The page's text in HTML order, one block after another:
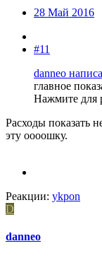
28 Май 2016
#11
danneo
главное
Нажмите для
Расходы показать
эту оооошку.
Реакции: ykpon
D
danneo